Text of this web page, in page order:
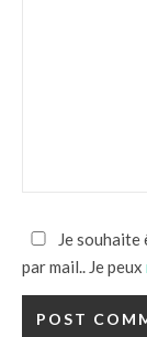
Je
par mail.. Je peux